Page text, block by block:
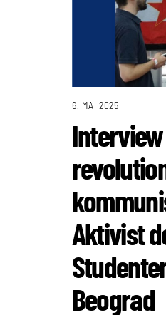
6. MAI 2025
Aktivist
Beograd